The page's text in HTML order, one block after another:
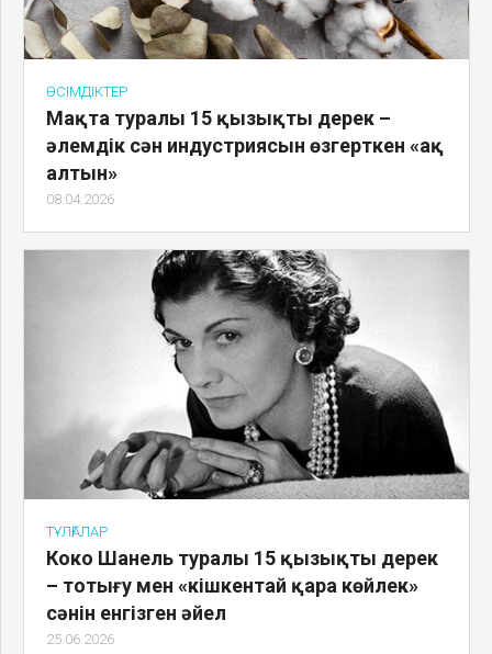
ӨСІМДІКТЕР
Мақта туралы 15 қызықты дерек –
әлемдік сән индустриясын өзгерткен «ақ
алтын»
08.04.2026
ТҰЛҒАЛАР
Коко Шанель туралы 15 қызықты дерек
– тотығу мен «кішкентай қара көйлек»
сәнін енгізген әйел
25.06.2026